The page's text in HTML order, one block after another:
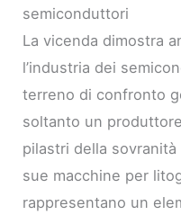
semiconduttori
La vicenda dimostra
l’industria dei
terreno di confronto
soltanto un
pilastri della
sue macchine per
rappresentano un